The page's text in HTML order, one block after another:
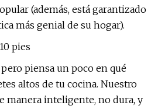
(además, está garantizado
más genial de su hogar).
10 pies
piensa un poco en qué
altos de tu cocina. Nuestro
manera inteligente, no dura, y